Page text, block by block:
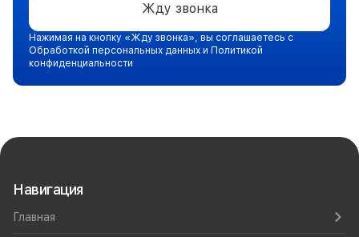
Жду звонка
Нажимая на кнопку «Жду звонка», вы соглашаетесь с
Обработкой персональных данных и Политикой
конфиденциальности
Навигация
Главная